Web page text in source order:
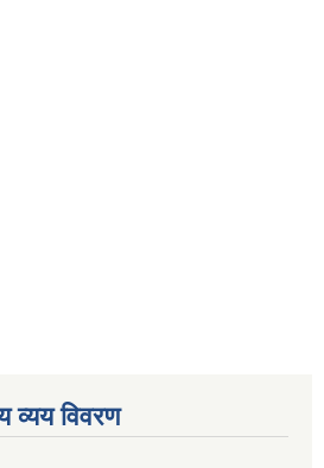
व्यय विवरण